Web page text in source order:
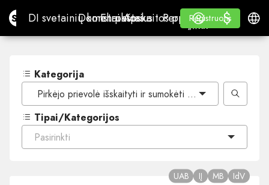
Site.proDI svetainių konstruktorius
DI svetainių konstruktorius
Domenai
DomenaiEl. paštas
El. paštasApskaitos programa
Apskaitos programa
Perpardavėjams
„WHITE LABEL“
Mokymasis
Mokymasis
Registruotis
Registruotis
Prisijungti
$
$
Kategorija
Pirkėjo prievolė išskaityti ir sumokėti PVM (atvirkštinis
Tipai/Kategorijos
Pasirinkti
UAB IĮ MB IdV